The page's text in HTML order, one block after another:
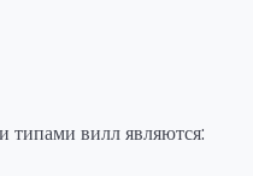
типами вилл являются: